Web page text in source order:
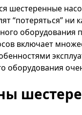
шестеренные
“потеряться” ни
оборудования
включает
оборудования